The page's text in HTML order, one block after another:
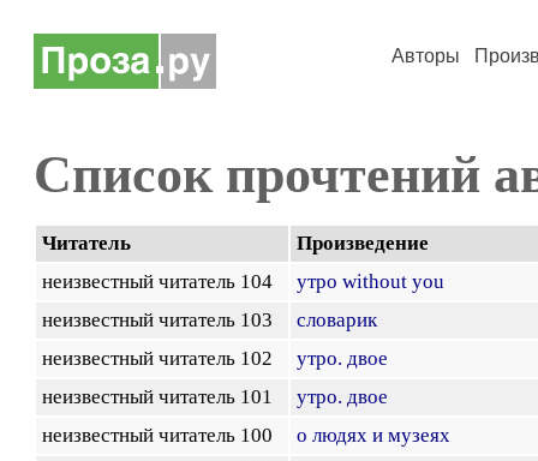
Авторы
Список прочтений
Читатель
Произведение
неизвестный читатель 104
утро without you
неизвестный читатель 103
словарик
неизвестный читатель 102
утро. двое
неизвестный читатель 101
утро. двое
неизвестный читатель 100
о людях и музеях